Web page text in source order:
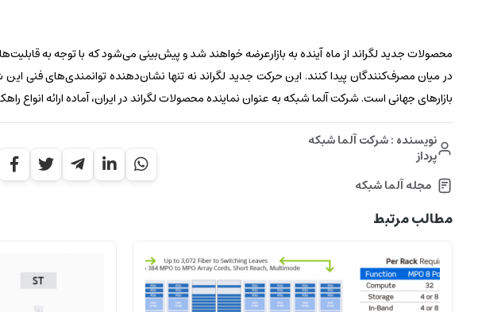
محصولات جدید لگراند از ماه آینده به بازارعرضه خواهند شد و پیش‌بینی می‌شود که با توجه به
در میان مصرف‌کنندگان پیدا کنند. این حرکت جدید لگراند نه تنها نشان‌دهنده توانمندی‌های فنی
بازارهای جهانی است. شرکت آلما شبکه به عنوان نماینده محصولات لگراند در ایران، آماده ارائه انواع
نویسنده : شرکت آلما شبکه
پرداز
مجله آلما شبکه
مطالب مرتبط